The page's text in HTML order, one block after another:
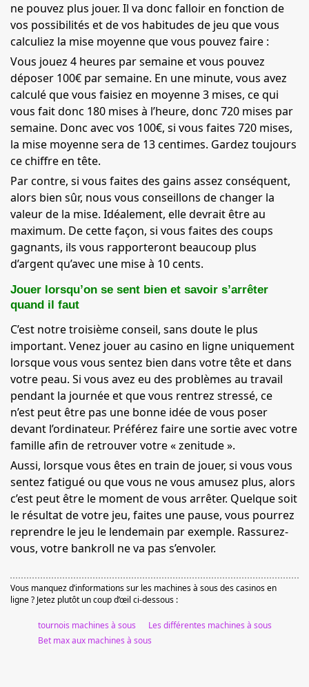
ne pouvez plus jouer. Il va donc falloir en fonction de
vos possibilités et de vos habitudes de jeu que vous
calculiez la mise moyenne que vous pouvez faire :
Vous jouez 4 heures par semaine et vous pouvez
déposer 100€ par semaine. En une minute, vous avez
calculé que vous faisiez en moyenne 3 mises, ce qui
vous fait donc 180 mises à l’heure, donc 720 mises par
semaine. Donc avec vos 100€, si vous faites 720 mises,
la mise moyenne sera de 13 centimes. Gardez toujours
ce chiffre en tête.
Par contre, si vous faites des gains assez conséquent,
alors bien sûr, nous vous conseillons de changer la
valeur de la mise. Idéalement, elle devrait être au
maximum. De cette façon, si vous faites des coups
gagnants, ils vous rapporteront beaucoup plus
d’argent qu’avec une mise à 10 cents.
Jouer lorsqu’on se sent bien et savoir s’arrêter
quand il faut
C’est notre troisième conseil, sans doute le plus
important. Venez jouer au casino en ligne uniquement
lorsque vous vous sentez bien dans votre tête et dans
votre peau. Si vous avez eu des problèmes au travail
pendant la journée et que vous rentrez stressé, ce
n’est peut être pas une bonne idée de vous poser
devant l’ordinateur. Préférez faire une sortie avec votre
famille afin de retrouver votre « zenitude ».
Aussi, lorsque vous êtes en train de jouer, si vous vous
sentez fatigué ou que vous ne vous amusez plus, alors
c’est peut être le moment de vous arrêter. Quelque soit
le résultat de votre jeu, faites une pause, vous pourrez
reprendre le jeu le lendemain par exemple. Rassurez-
vous, votre bankroll ne va pas s’envoler.
Vous manquez d’informations sur les machines à sous des casinos en
ligne ? Jetez plutôt un coup d’œil ci-dessous :
tournois machines à sous
Les différentes machines à sous
Bet max aux machines à sous